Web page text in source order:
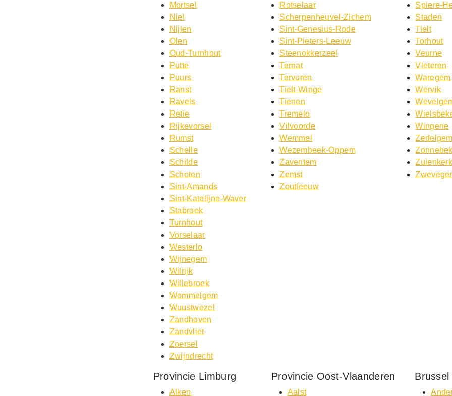
Mortsel
Niel
Nijlen
Olen
Oud-Turnhout
Putte
Puurs
Ranst
Ravels
Retie
Rijkevorsel
Rumst
Schelle
Schilde
Schoten
Sint-Amands
Sint-Katelijne-Waver
Stabroek
Turnhout
Vorselaar
Westerlo
Wijnegem
Wilrijk
Willebroek
Wommelgem
Wuustwezel
Zandhoven
Zandvliet
Zoersel
Zwijndrecht
Rotselaar
Scherpenheuvel-Zichem
Sint-Genesius-Rode
Sint-Pieters-Leeuw
Steenokkerzeel
Ternat
Tervuren
Tielt-Winge
Tienen
Tremelo
Vilvoorde
Wemmel
Wezembeek-Oppem
Zaventem
Zemst
Zoutleeuw
Spiere-
Staden
Tielt
Torhout
Veurne
Vleteren
Waregem
Wervik
Wingene
Zedelgem
Provincie Limburg
Alken
Provincie Oost-Vlaanderen
Aalst
Brussel